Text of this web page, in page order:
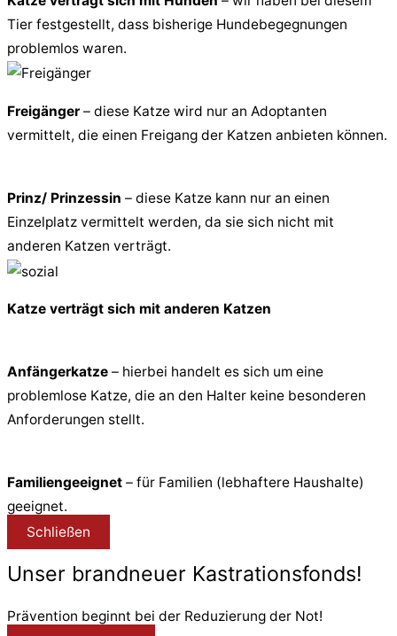
Tier festgestellt, dass bisherige Hundebegegnungen
problemlos waren.
Freigänger – diese Katze wird nur an Adoptanten
vermittelt, die einen Freigang der Katzen anbieten können.
Prinz/ Prinzessin – diese Katze kann nur an einen
Einzelplatz vermittelt werden, da sie sich nicht mit
anderen Katzen verträgt.
Katze verträgt sich mit anderen Katzen
Anfängerkatze – hierbei handelt es sich um eine
problemlose Katze, die an den Halter keine besonderen
Anforderungen stellt.
Familiengeeignet – für Familien (lebhaftere Haushalte)
geeignet.
Schließen
Unser brandneuer Kastrationsfonds!
Prävention beginnt bei der Reduzierung der Not!